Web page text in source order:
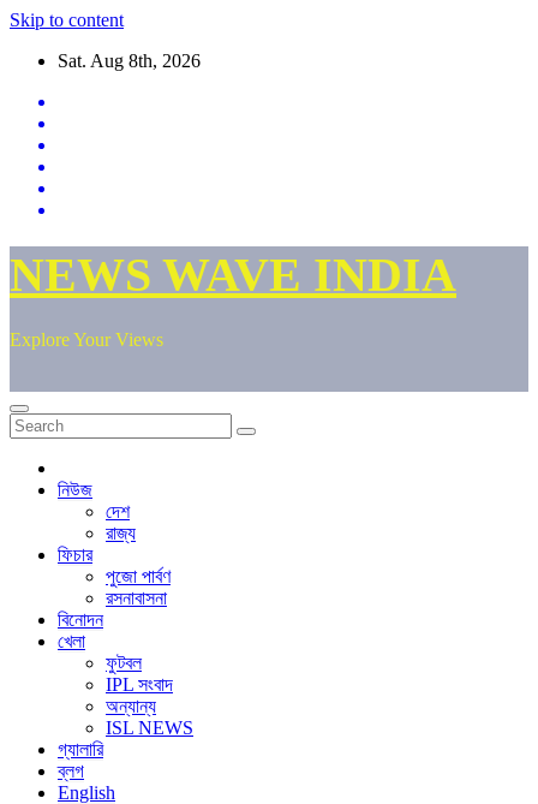
Skip to content
Sat. Aug 8th, 2026
NEWS WAVE INDIA
Explore Your Views
নিউজ
দেশ
রাজ্য
ফিচার
পুজো পার্বণ
রসনাবাসনা
বিনোদন
খেলা
ফুটবল
IPL সংবাদ
অন্যান্য
ISL NEWS
গ্যালারি
ব্লগ
English